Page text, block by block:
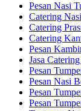
Pesan Nasi
Catering
Catering
Catering
Pesan
Jasa
Pesan
Pesan Nasi
Pesan
Pesan